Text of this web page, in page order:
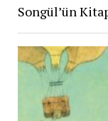
Songül’ün